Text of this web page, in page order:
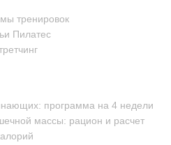
тренировок
Пилатес
программа на 4 недели
массы: рацион и расчет